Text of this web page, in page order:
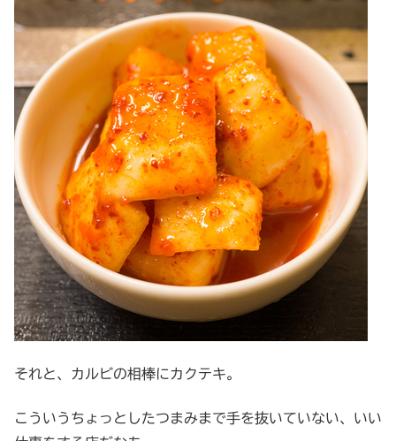
それと、カルビの相棒にカクテキ。
こういうちょっとしたつまみまで手を抜いていない、いい